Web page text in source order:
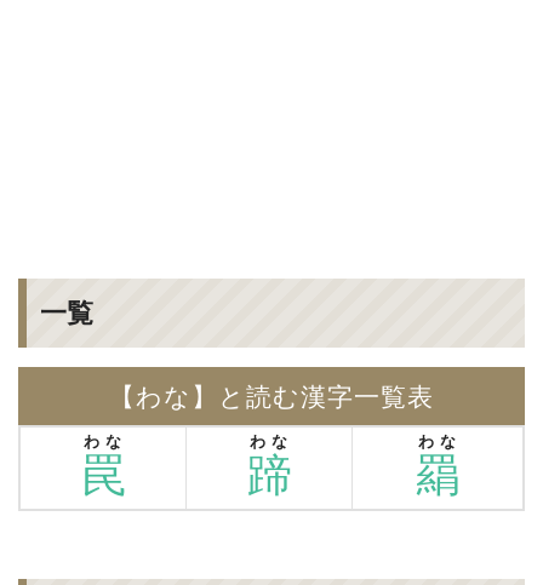
一覧
【わな】と読む漢字一覧表
罠
わな
蹄
わな
羂
わな